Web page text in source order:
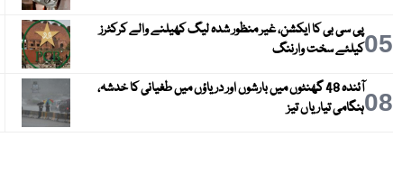
05پی سی بی کا ایکشن، غیر منظور شدہ لیگ کھیلنے والے کرکٹرز
کیلئے سخت وارننگ
08
آئندہ 48 گھنٹوں میں بارشوں اور دریاؤں میں طغیانی کا خدشہ،
ہنگامی تیاریاں تیز